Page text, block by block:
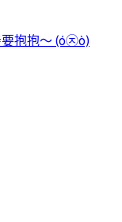
抱抱～ (ó㉨ò)